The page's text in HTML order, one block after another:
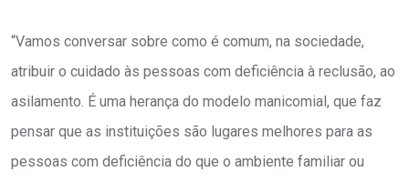
“Vamos conversar sobre como é comum, na sociedade,
atribuir o cuidado às pessoas com deficiência à reclusão, ao
asilamento. É uma herança do modelo manicomial, que faz
pensar que as instituições são lugares melhores para as
pessoas com deficiência do que o ambiente familiar ou